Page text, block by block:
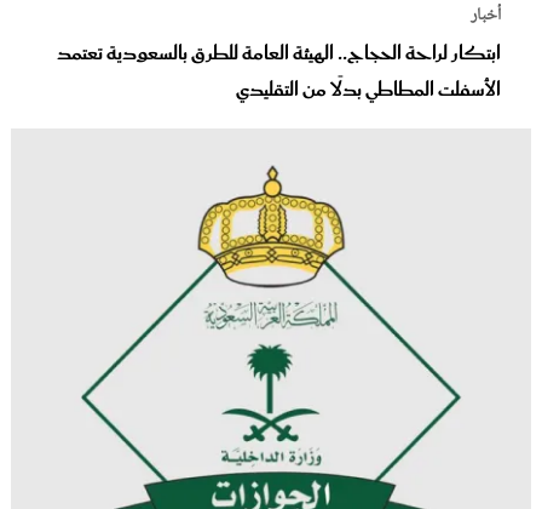
أخبار
ابتكار لراحة الحجاج.. الهيئة العامة للطرق بالسعودية تعتمد
الأسفلت المطاطي بدلًا من التقليدي